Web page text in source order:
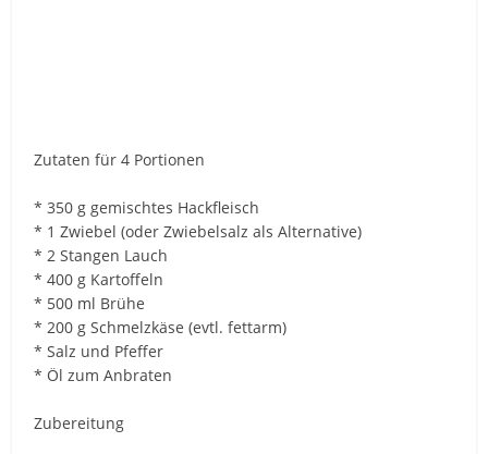
Zutaten für 4 Portionen
* 350 g gemischtes Hackfleisch
* 1 Zwiebel (oder Zwiebelsalz als Alternative)
* 2 Stangen Lauch
* 400 g Kartoffeln
* 500 ml Brühe
* 200 g Schmelzkäse (evtl. fettarm)
* Salz und Pfeffer
* Öl zum Anbraten
Zubereitung